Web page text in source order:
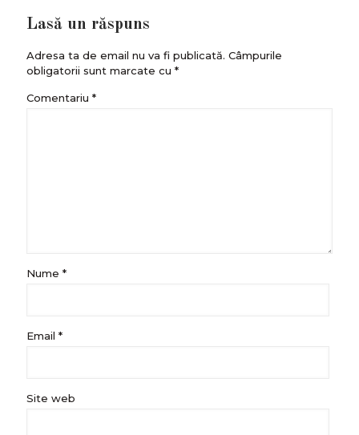
Lasă un răspuns
Adresa ta de email nu va fi publicată. Câmpurile
obligatorii sunt marcate cu *
Comentariu *
Nume *
Email *
Site web